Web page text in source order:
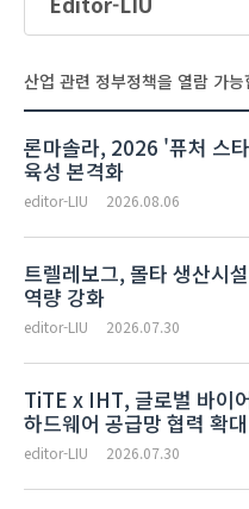
산업 관련 정부정책을 열람 가능
론마솔라, 2026 '퓨처 스
육성 본격화
editor-LIU 2026.08.06
트렐레보그, 몰타 생산시
역량 강화
editor-LIU 2026.07.30
TiTE x IHT, 글로벌 바이
하드웨어 공급망 협력 확대
editor-LIU 2026.07.30